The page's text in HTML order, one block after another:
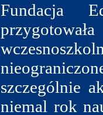
Fundacja
szczególnie
niemal rok